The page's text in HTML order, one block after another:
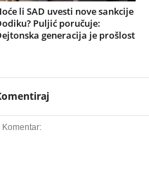
li SAD uvesti nove sankcije
Puljić poručuje:
generacija je prošlost